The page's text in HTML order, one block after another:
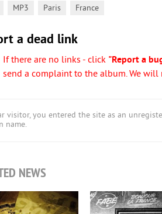
MP3 Paris France
a dead link
If there are no links - click "Report a
send a complaint to the album. We
visitor, you entered the site as an
name.
NEWS